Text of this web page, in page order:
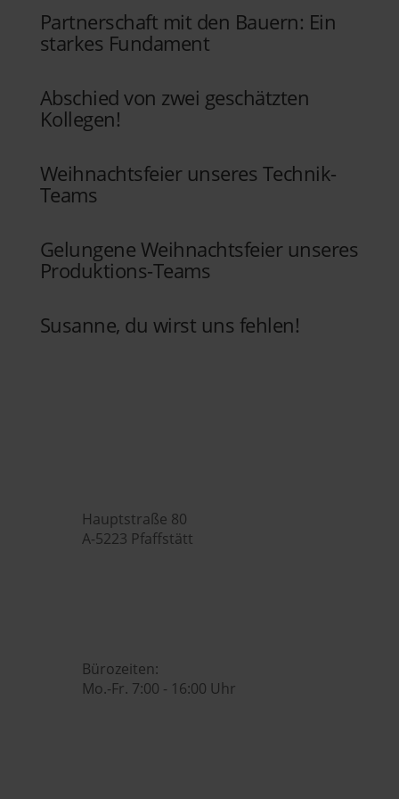
Partnerschaft mit den Bauern: Ein
starkes Fundament
Abschied von zwei geschätzten
Kollegen!
Weihnachtsfeier unseres Technik-
Teams
Gelungene Weihnachtsfeier unseres
Produktions-Teams
Susanne, du wirst uns fehlen!
Hauptstraße 80
A-5223 Pfaffstätt
Bürozeiten:
Mo.-Fr. 7:00 - 16:00 Uhr